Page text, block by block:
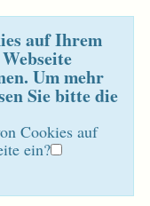
auf Ihrem
Um mehr
Sie bitte die
Cookies auf
ein?